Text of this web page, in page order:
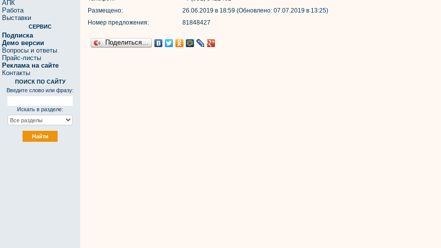
АПК
Работа
Выставки
СЕРВИС
Подписка
Демо версии
Вопросы и ответы
Прайс-листы
Реклама на сайте
Контакты
ПОИСК ПО САЙТУ
Введите слово или фразу:
Искать в разделе:
Размещено:
26.06.2019 в 18:59 (Обновлено: 07.07.2019 в 13:25)
Номер предложения:
81848427
Поделиться…